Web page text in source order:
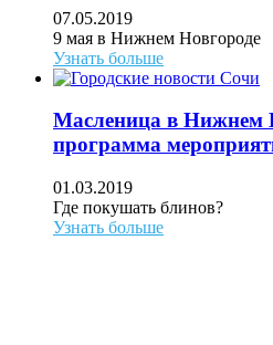
07.05.2019
9 мая в Нижнем Новгороде
Узнать больше
Масленица в Нижнем
программа
01.03.2019
Где покушать блинов?
Узнать больше